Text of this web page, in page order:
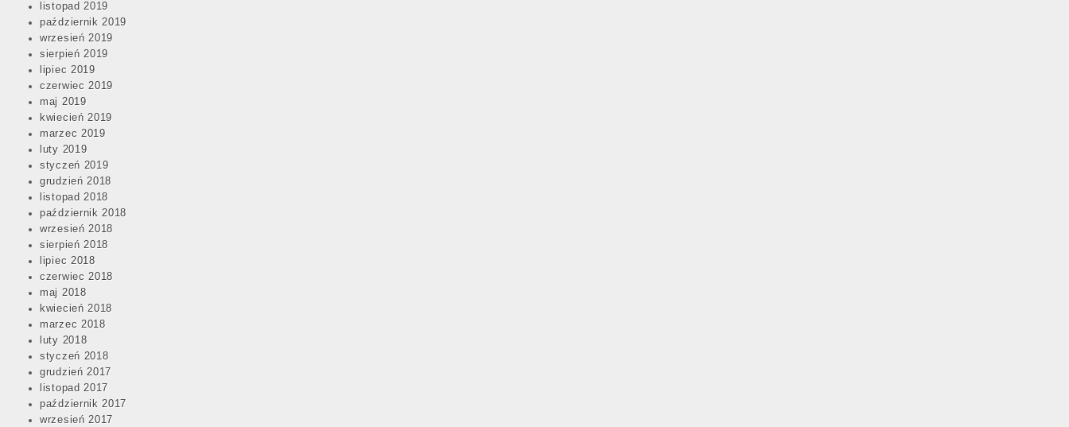
listopad 2019
październik 2019
wrzesień 2019
sierpień 2019
lipiec 2019
czerwiec 2019
maj 2019
kwiecień 2019
marzec 2019
luty 2019
styczeń 2019
grudzień 2018
listopad 2018
październik 2018
wrzesień 2018
sierpień 2018
lipiec 2018
czerwiec 2018
maj 2018
kwiecień 2018
marzec 2018
luty 2018
styczeń 2018
grudzień 2017
listopad 2017
październik 2017
wrzesień 2017